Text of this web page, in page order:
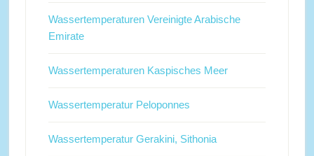
Wassertemperaturen Vereinigte Arabische
Emirate
Wassertemperaturen Kaspisches Meer
Wassertemperatur Peloponnes
Wassertemperatur Gerakini, Sithonia